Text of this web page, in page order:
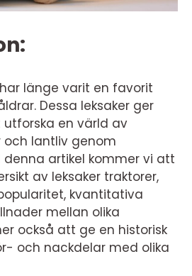
länge varit en favorit
Dessa leksaker ger
en värld av
och lantliv genom
denna artikel kommer vi att
av leksaker traktorer,
kvantitativa
mellan olika
också att ge en historisk
och nackdelar med olika